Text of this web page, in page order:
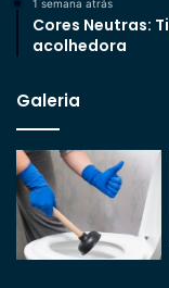
1 semana atrás
Cores Neutras:
acolhedora
Galeria